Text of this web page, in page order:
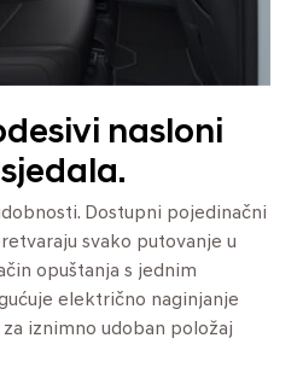
nasloni
Dostupni pojedinačni
svako putovanje u
opuštanja s jednim
električno naginjanje
iznimno udoban položaj